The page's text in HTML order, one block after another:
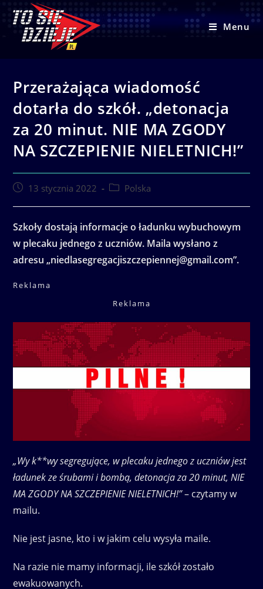
content
Menu
Przerażająca wiadomość
dotarła do szkół. „detonacja
za 20 minut. NIE MA ZGODY
NA SZCZEPIENIE NIELETNICH!”
Post13 stycznia 2022
PostPolska
Szkoły dostają informacje o ładunku wybuchowym
w plecaku jednego z uczniów. Maila wysłano z
adresu „niedlasegregacjiszczepiennej@gmail.com”.
Reklama
Reklama
„Wy k**wy segregujące, w plecaku jednego z uczniów jest
ładunek ze śrubami i bombą, detonacja za 20 minut, NIE
MA ZGODY NA SZCZEPIENIE NIELETNICH!”– czytamy w
mailu.
Nie jest jasne, kto i w jakim celu wysyła maile.
Na razie nie mamy informacji, ile szkół zostało
ewakuowanych.